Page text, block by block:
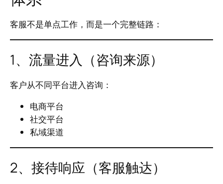
客服不是单点工作，而是一个完整链路：
1、流量进入（咨询来源）
客户从不同平台进入咨询：
电商平台
社交平台
私域渠道
2、接待响应（客服触达）